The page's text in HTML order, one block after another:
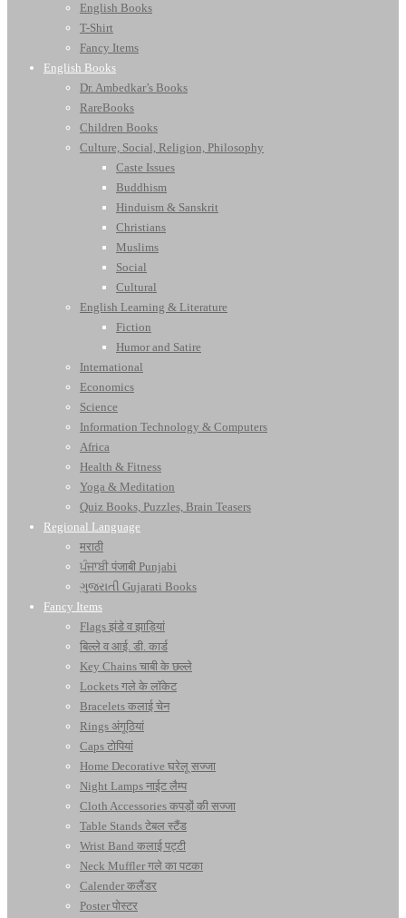
English Books
T-Shirt
Fancy Items
English Books
Dr. Ambedkar’s Books
RareBooks
Children Books
Culture, Social, Religion, Philosophy
Caste Issues
Buddhism
Hinduism & Sanskrit
Christians
Muslims
Social
Cultural
English Learning & Literature
Fiction
Humor and Satire
International
Economics
Science
Information Technology & Computers
Africa
Health & Fitness
Yoga & Meditation
Quiz Books, Puzzles, Brain Teasers
Regional Language
मराठी
ਪੰਜਾਬੀ पंजाबी Punjabi
ગુજરાતી Gujarati Books
Fancy Items
Flags झंडे व झाड़ियां
बिल्ले व आई. डी. कार्ड
Key Chains चाबी के छल्ले
Lockets गले के लॉकेट
Bracelets कलाई चेन
Rings अंगूठियां
Caps टोपियां
Home Decorative घरेलू सज्जा
Night Lamps नाईट लैम्प
Cloth Accessories कपड़ों की सज्जा
Table Stands टेबल स्टैंड
Wrist Band कलाई पट्टी
Neck Muffler गले का पटका
Calender कलैंडर
Poster पोस्टर